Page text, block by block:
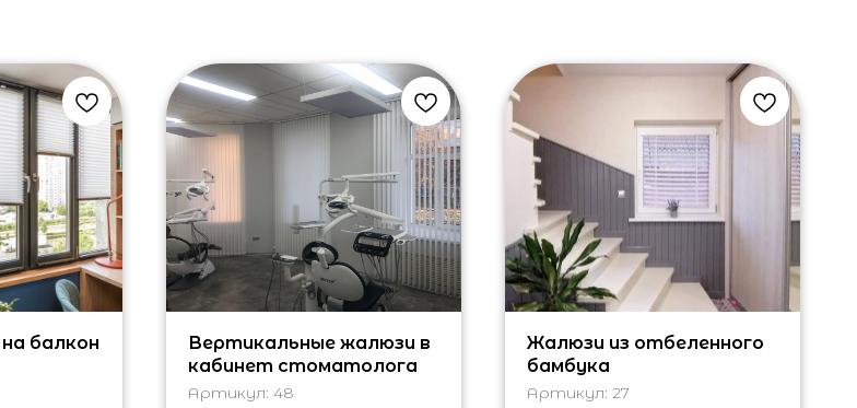
балкон
Вертикальные жалюзи в
кабинет стоматолога
Артикул: 48
Жалюзи из отбеленного
бамбука
Артикул: 27